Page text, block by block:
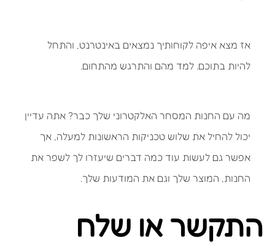
אז מצא איפה לקוחותיך נמצאים באינטרנט, והתחל
להיות בתוכם. למד מהם והתרגש מהתחום.
מה עם החנות המסחר האלקטרוני שלך כבר? אתה עדיין
יכול להחיל את שלוש טכניקות הראשונות למעלה, אך
אפשר גם לעשות עוד כמה דברים שיעזרו לך לשפר את
החנות, המוצר שלך וגם את המודעות שלך.
התקשר או שלח